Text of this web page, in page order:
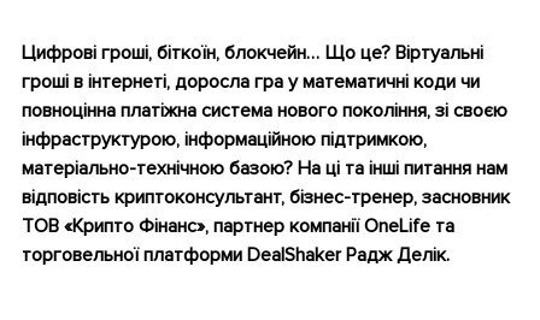
Цифрові гроші, біткоїн, блокчейн… Що це? Віртуальні
гроші в інтернеті, доросла гра у математичні коди чи
повноцінна платіжна система нового покоління, зі своєю
інфраструктурою, інформаційною підтримкою,
матеріально-технічною базою? На ці та інші питання нам
відповість криптоконсультант, бізнес-тренер, засновник
ТОВ «Крипто Фінанс», партнер компанії OneLife та
торговельної платформи DealShaker Радж Делік.